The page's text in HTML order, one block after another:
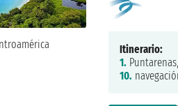
Itinerario:
1.
10.